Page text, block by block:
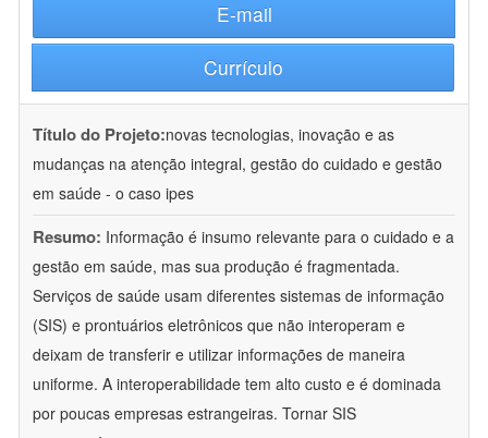
E-mail
Currículo
Título do Projeto:novas tecnologias, inovação e as
mudanças na atenção integral, gestão do cuidado e gestão
em saúde - o caso ipes
Resumo: Informação é insumo relevante para o cuidado e a
gestão em saúde, mas sua produção é fragmentada.
Serviços de saúde usam diferentes sistemas de informação
(SIS) e prontuários eletrônicos que não interoperam e
deixam de transferir e utilizar informações de maneira
uniforme. A interoperabilidade tem alto custo e é dominada
por poucas empresas estrangeiras. Tornar SIS